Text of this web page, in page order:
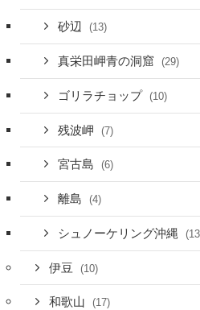
砂辺 (13)
真栄田岬青の洞窟 (29)
ゴリラチョップ (10)
残波岬 (7)
宮古島 (6)
離島 (4)
シュノーケリング沖縄
伊豆 (10)
和歌山 (17)